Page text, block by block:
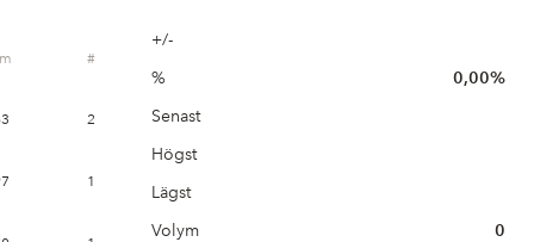
#
2
1
+/-
%
0,00%
Senast
Högst
Lägst
Volym
0